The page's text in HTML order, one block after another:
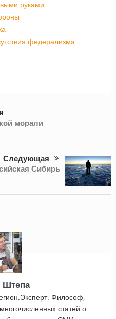
руками
федерализма
морали
Следующая
Сибирь
Штепа
Философ,
статей о